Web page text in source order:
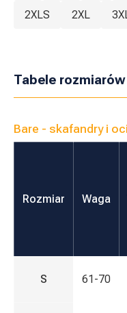
2XLS 2XL
Tabele rozmiarów
Bare - skafandry i
Rozmiar Waga
S 61-70